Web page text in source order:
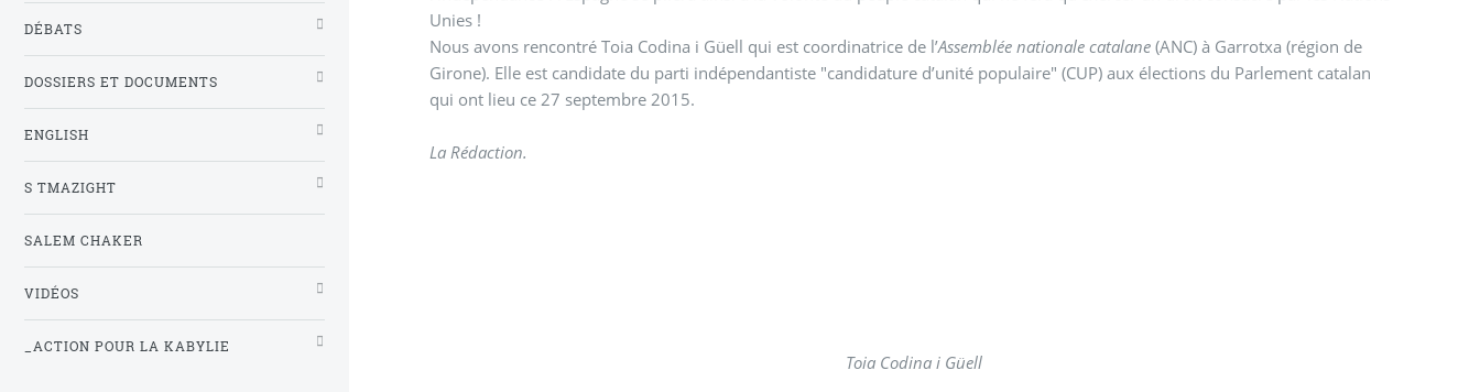
Unies !
Nous avons rencontré Toia Codina i Güell qui est coordinatrice de l’Assemblée nationale catalane (ANC) à Garrotxa (région de
Girone). Elle est candidate du parti indépendantiste "candidature d’unité populaire" (CUP) aux élections du Parlement catalan
qui ont lieu ce 27 septembre 2015.
La Rédaction.
Toia Codina i Güell
DÉBATS
DOSSIERS ET DOCUMENTS
ENGLISH
S TMAZIGHT
SALEM CHAKER
VIDÉOS
_ACTION POUR LA KABYLIE